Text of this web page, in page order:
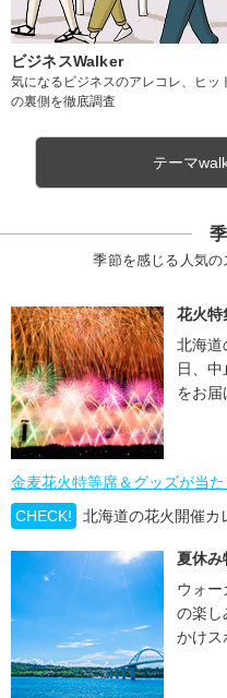
ビジネスWalker
気になるビジネスのアレコレ、ヒッ
の裏側を徹底調査
テーマ
季節を感じる人気
花火特
北海道
日、
をお届
金麦花火特等席＆グッズが当た
CHECK!
北海道の花火開催カ
夏休み
ウォー
の楽し
かけス